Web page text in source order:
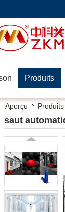
Produits
Aperçu Produits
saut